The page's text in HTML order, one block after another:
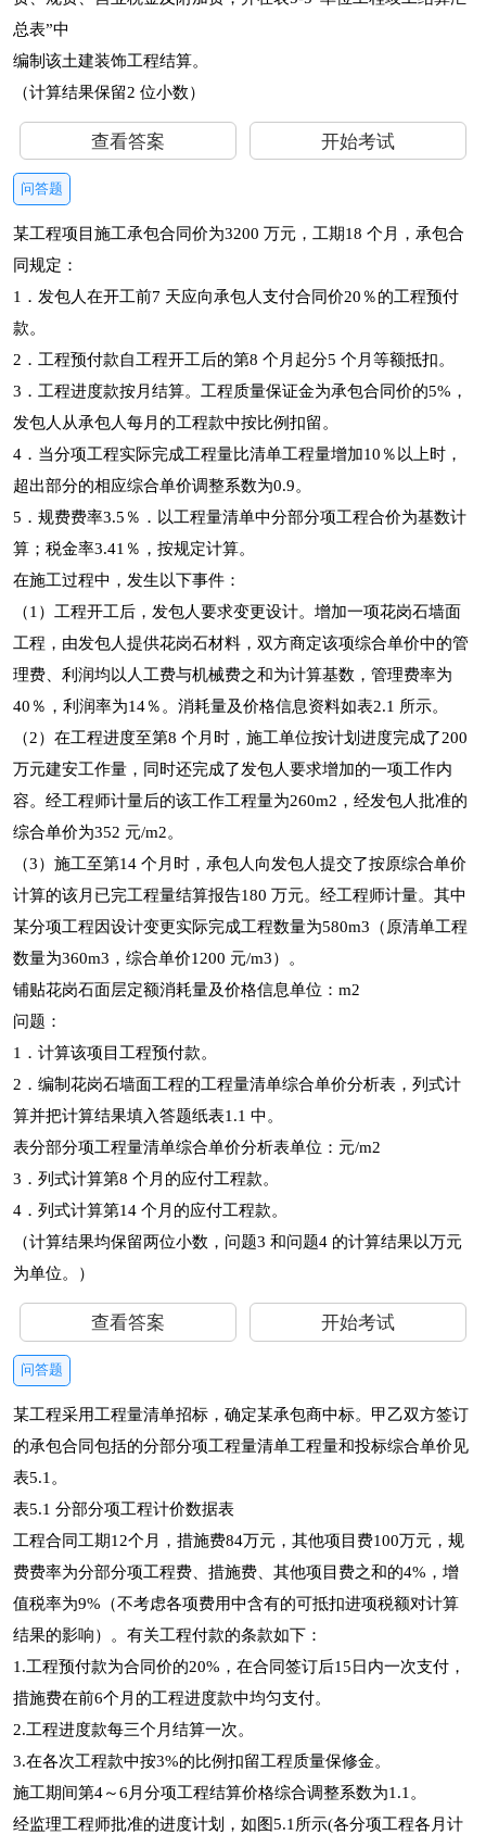
总表”中
编制该土建装饰工程结算。
（计算结果保留2 位小数）
查看答案 开始考试
问答题
某工程项目施工承包合同价为3200 万元，工期18 个月，承包合
同规定：
1．发包人在开工前7 天应向承包人支付合同价20％的工程预付
款。
2．工程预付款自工程开工后的第8 个月起分5 个月等额抵扣。
3．工程进度款按月结算。工程质量保证金为承包合同价的5%，
发包人从承包人每月的工程款中按比例扣留。
4．当分项工程实际完成工程量比清单工程量增加10％以上时，
超出部分的相应综合单价调整系数为0.9。
5．规费费率3.5％．以工程量清单中分部分项工程合价为基数计
算；税金率3.41％，按规定计算。
在施工过程中，发生以下事件：
（1）工程开工后，发包人要求变更设计。增加一项花岗石墙面
工程，由发包人提供花岗石材料，双方商定该项综合单价中的管
理费、利润均以人工费与机械费之和为计算基数，管理费率为
40％，利润率为14％。消耗量及价格信息资料如表2.1 所示。
（2）在工程进度至第8 个月时，施工单位按计划进度完成了200
万元建安工作量，同时还完成了发包人要求增加的一项工作内
容。经工程师计量后的该工作工程量为260m2，经发包人批准的
综合单价为352 元/m2。
（3）施工至第14 个月时，承包人向发包人提交了按原综合单价
计算的该月已完工程量结算报告180 万元。经工程师计量。其中
某分项工程因设计变更实际完成工程数量为580m3（原清单工程
数量为360m3，综合单价1200 元/m3）。
铺贴花岗石面层定额消耗量及价格信息单位：m2
问题：
1．计算该项目工程预付款。
2．编制花岗石墙面工程的工程量清单综合单价分析表，列式计
算并把计算结果填入答题纸表1.1 中。
表分部分项工程量清单综合单价分析表单位：元/m2
3．列式计算第8 个月的应付工程款。
4．列式计算第14 个月的应付工程款。
（计算结果均保留两位小数，问题3 和问题4 的计算结果以万元
为单位。）
查看答案 开始考试
问答题
某工程采用工程量清单招标，确定某承包商中标。甲乙双方签订
的承包合同包括的分部分项工程量清单工程量和投标综合单价见
表5.1。
表5.1 分部分项工程计价数据表
工程合同工期12个月，措施费84万元，其他项目费100万元，规
费费率为分部分项工程费、措施费、其他项目费之和的4%，增
值税率为9%（不考虑各项费用中含有的可抵扣进项税额对计算
结果的影响）。有关工程付款的条款如下：
1.工程预付款为合同价的20%，在合同签订后15日内一次支付，
措施费在前6个月的工程进度款中均匀支付。
2.工程进度款每三个月结算一次。
3.在各次工程款中按3%的比例扣留工程质量保修金。
施工期间第4～6月分项工程结算价格综合调整系数为1.1。
经监理工程师批准的进度计划，如图5.1所示(各分项工程各月计